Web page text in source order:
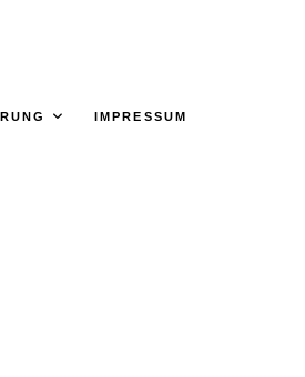
IMPRESSUM